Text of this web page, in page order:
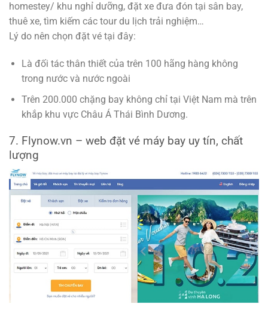
homestey/ khu nghỉ dưỡng, đặt xe đưa đón tại sân bay,
thuê xe, tìm kiếm các tour du lịch trải nghiệm…
Lý do nên chọn đặt vé tại đây:
Là đối tác thân thiết của trên 100 hãng hàng không
trong nước và nước ngoài
Trên 200.000 chặng bay không chỉ tại Việt Nam mà trên
khắp khu vực Châu Á Thái Bình Dương.
7. Flynow.vn – web đặt vé máy bay uy tín, chất
lượng